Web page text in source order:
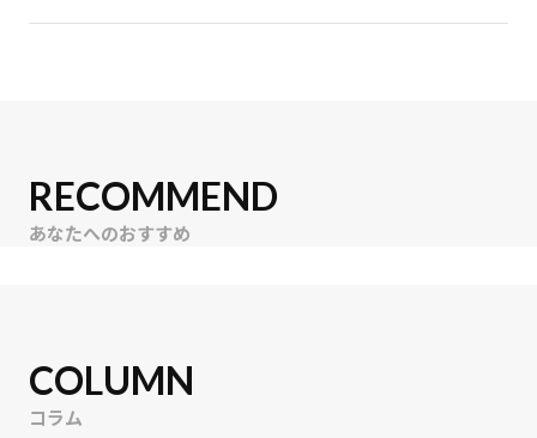
RECOMMEND
あなたへのおすすめ
COLUMN
コラム